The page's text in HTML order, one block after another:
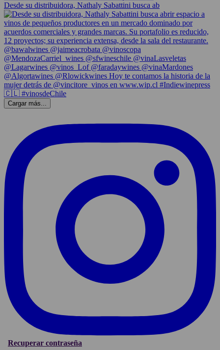
Desde su distribuidora, Nathaly Sabattini busca ab
Cargar más...
Recuperar contraseña